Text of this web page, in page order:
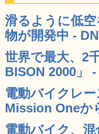
滑るように低
物が開発中 -
世界で最大、2
BISON 2000」
電動バイクレ
Mission Oneか
電動バイク、